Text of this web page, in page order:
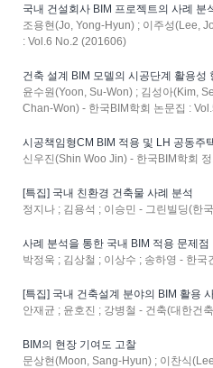
국내 건설회사 BIM 프로젝트의 사례 분
조용현(Jo, Yong-Hyun) ; 이주성(Lee,
: Vol.6 No.2 (201606)
건축 설계 BIM 모델의 시공단계 활용성
윤수원(Yoon, Su-Won) ; 김성아(Kim,
Chan-Won) - 한국BIM학회 논문집 :
시공책임형CM BIM 적용 및 LH 공동주
신우진(Shin Woo Jin) - 한국BIM학회
[특집] 국내 친환경 건축물 사례 분석
정지나 ; 김용석 ; 이승민 - 그린빌딩(한
사례 분석을 통한 국내 BIM 적용 문제
박정욱 ; 김상철 ; 이상수 ; 송하영 - 한
[특집] 국내 건축설계 분야의 BIM 활용
안재균 ; 윤호진 ; 강병철 - 건축(대한건
BIM의 현장 기여도 고찰
문상현(Moon, Sang-Hyun) ; 이찬식